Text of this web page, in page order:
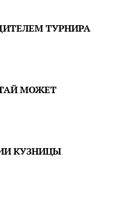
ТУРНИРА
МОЖЕТ
КУЗНИЦЫ